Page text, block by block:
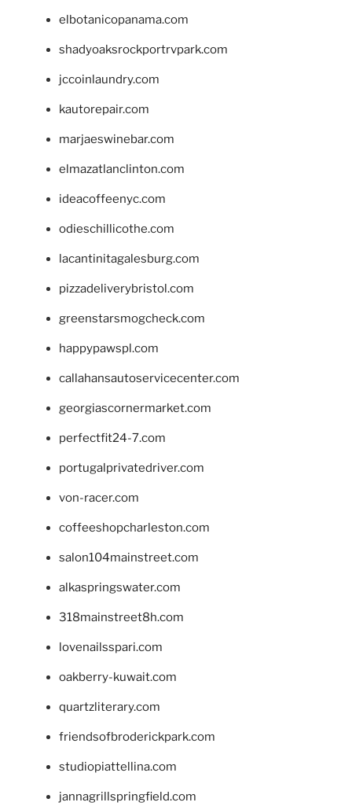
elbotanicopanama.com
shadyoaksrockportrvpark.com
jccoinlaundry.com
kautorepair.com
marjaeswinebar.com
elmazatlanclinton.com
ideacoffeenyc.com
odieschillicothe.com
lacantinitagalesburg.com
pizzadeliverybristol.com
greenstarsmogcheck.com
happypawspl.com
callahansautoservicecenter.com
georgiascornermarket.com
perfectfit24-7.com
portugalprivatedriver.com
von-racer.com
coffeeshopcharleston.com
salon104mainstreet.com
alkaspringswater.com
318mainstreet8h.com
lovenailsspari.com
oakberry-kuwait.com
quartzliterary.com
friendsofbroderickpark.com
studiopiattellina.com
jannagrillspringfield.com